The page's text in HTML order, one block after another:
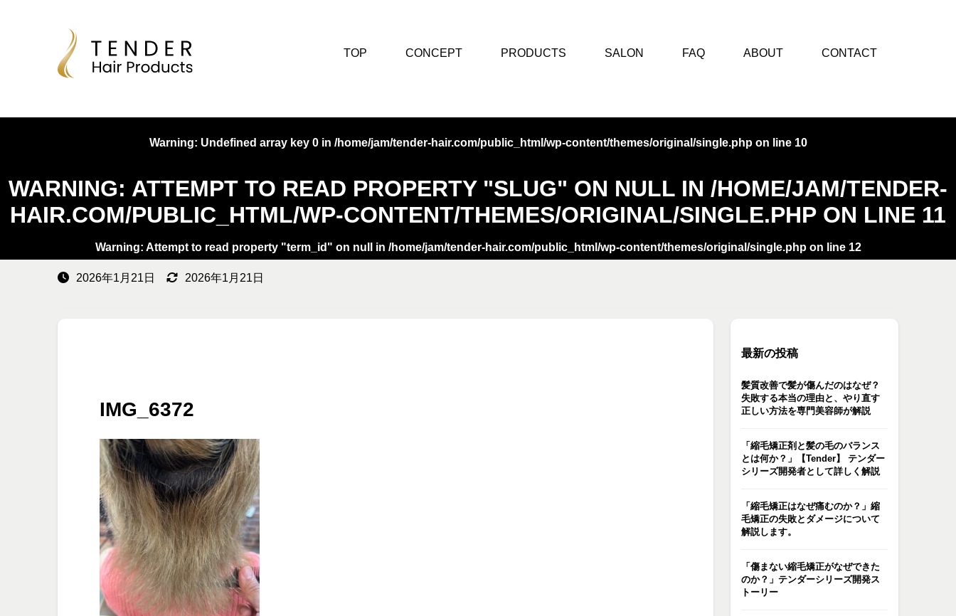
TOP CONCEPT PRODUCTS SALON FAQ ABOUT CONTACT
Warning: Undefined array key 0 in /home/jam/tender-hair.com/public_html/wp-content/themes/original/single.phpon line 10
WARNING: ATTEMPT TO READ PROPERTY "SLUG" ON NULL IN /HOME/JAM/TENDER-
HAIR.COM/PUBLIC_HTML/WP-CONTENT/THEMES/ORIGINAL/SINGLE.PHP ON LINE 11
Warning: Attempt to read property "term_id" on null in /home/jam/tender-hair.com/public_html/wp-content/themes/original/single.phpon line 12
2026年1月21日 2026年1月21日
IMG_6372
最新の投稿
髪質改善で髪が傷んだのはなぜ？
失敗する本当の理由と、やり直す
正しい方法を専門美容師が解説
「縮毛矯正剤と髪の毛のバランス
とは何か？」【Tender】 テンダー
シリーズ開発者として詳しく解説
「縮毛矯正はなぜ痛むのか？」縮
毛矯正の失敗とダメージについて
解説します。
「傷まない縮毛矯正がなぜできた
のか？」テンダーシリーズ開発ス
トーリー